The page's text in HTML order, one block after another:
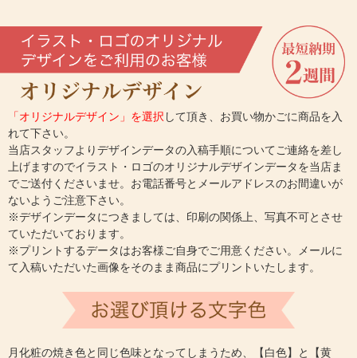
「オリジナルデザイン」を選択 して頂き、お買い物かごに商品を入
れて下さい。
当店スタッフよりデザインデータの入稿手順についてご連絡を差し
上げますのでイラスト・ロゴのオリジナルデザインデータを当店ま
でご送付くださいませ。お電話番号とメールアドレスのお間違いが
ないようご注意下さい。
※デザインデータにつきましては、印刷の関係上、写真不可とさせ
ていただいております。
※プリントするデータはお客様ご自身でご用意ください。メールに
て入稿いただいた画像をそのまま商品にプリントいたします。
月化粧の焼き色と同じ色味となってしまうため、【白色】と【黄